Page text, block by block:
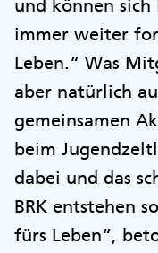
und können sich
immer weiter
Leben.“ Was
aber natürlich
gemeinsamen
beim
dabei und das
BRK entstehen
fürs Leben“,